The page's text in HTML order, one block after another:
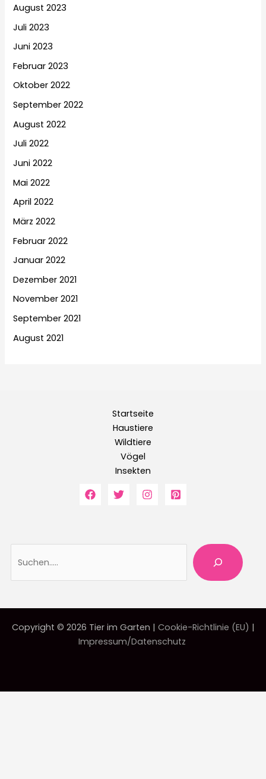
August 2023
Juli 2023
Juni 2023
Februar 2023
Oktober 2022
September 2022
August 2022
Juli 2022
Juni 2022
Mai 2022
April 2022
März 2022
Februar 2022
Januar 2022
Dezember 2021
November 2021
September 2021
August 2021
Startseite
Haustiere
Wildtiere
Vögel
Insekten
Copyright © 2026 Tier im Garten | Cookie-Richtlinie (EU) |
Impressum/Datenschutz